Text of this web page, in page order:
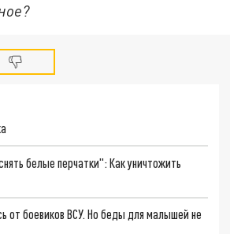
белые перчатки": Как уничтожить
от боевиков ВСУ. Но беды для малышей не